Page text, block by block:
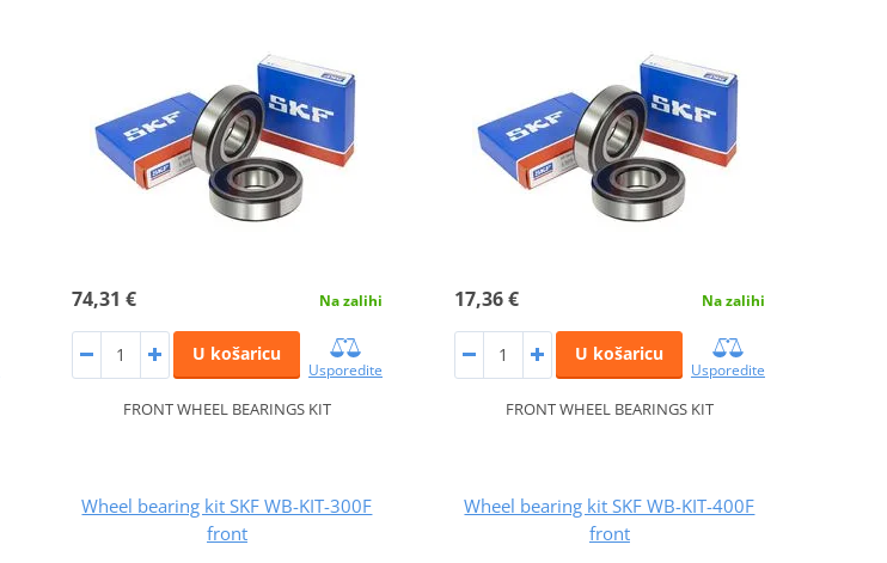
74,31 € Na zalihi
U košaricu
Usporedite
FRONT WHEEL BEARINGS KIT
17,36 € Na zalihi
U košaricu
Usporedite
FRONT WHEEL BEARINGS KIT
Wheel bearing kit SKF WB-KIT-300F
front
Wheel bearing kit SKF WB-KIT-400F
front